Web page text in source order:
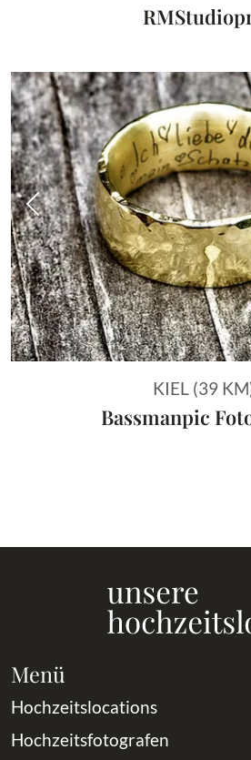
Vorheriges Bild
KIEL (39
Bassmanpic
Menü
Hochzeitslocations
Hochzeitsfotografen